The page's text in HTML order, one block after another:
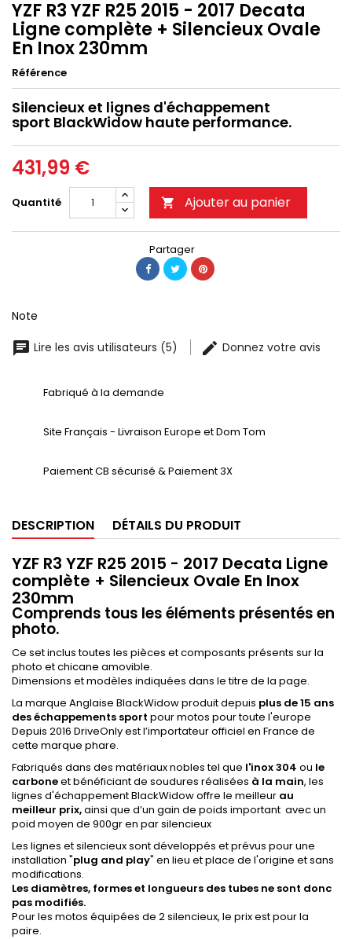
YZF R3 YZF R25 2015 - 2017 Decata
Ligne complète + Silencieux Ovale
En Inox 230mm
Référence
Silencieux et lignes d'échappement
sport BlackWidow haute performance.
431,99 €
Quantité  Ajouter au panier
Partager
Note
Lire les avis utilisateurs (5)
Donnez votre avis
Fabriqué à la demande
Site Français - Livraison Europe et Dom Tom
Paiement CB sécurisé & Paiement 3X
DESCRIPTION DÉTAILS DU PRODUIT
YZF R3 YZF R25 2015 - 2017 Decata Ligne
complète + Silencieux Ovale En Inox
230mm
Comprends tous les éléments présentés en
photo.
Ce set inclus toutes les pièces et composants présents sur la
photo et chicane amovible.
Dimensions et modèles indiquées dans le titre de la page.
La marque Anglaise BlackWidow produit depuis plus de 15 ans
des échappements sport pour motos pour toute l'europe
Depuis 2016 DriveOnly est l’importateur officiel en France de
cette marque phare.
Fabriqués dans des matériaux nobles tel que l'inox 304 ou le
carboneet bénéficiant de soudures réalisées à la main, les
lignes d'échappement BlackWidow offre le meilleur au
meilleur prix,ainsi que d’un gain de poids important avec un
poid moyen de 900gr en par silencieux
Les lignes et silencieux sont développés et prévus pour une
installation "plug and play" en lieu et place de l'origine et sans
modifications.
Les diamètres, formes et longueurs des tubes ne sont donc
pas modifiés.
Pour les motos équipées de 2 silencieux, le prix est pour la
paire.